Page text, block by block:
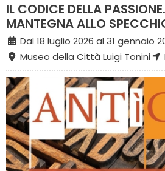
IL CODICE DELLA
MANTEGNA ALLO
Dal 18 luglio 2026 al 31 gennaio
Museo della Città Luigi Tonini